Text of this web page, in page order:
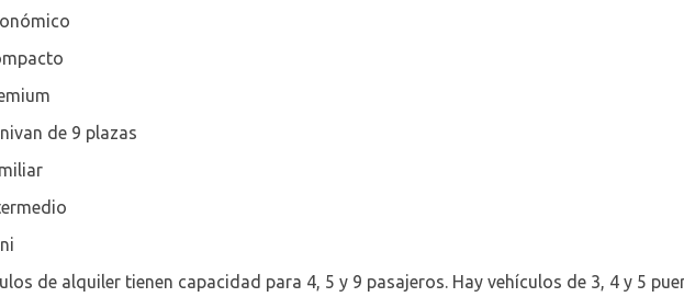
de 9 plazas
de alquiler tienen capacidad para 4, 5 y 9 pasajeros. Hay vehículos de 3, 4 y 5